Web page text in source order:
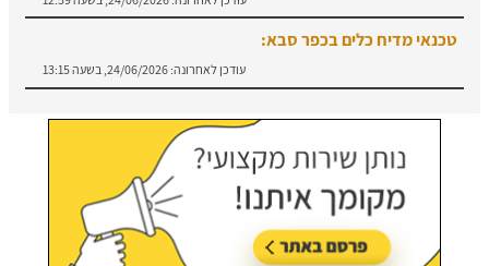
טכנאי מדיח כלים בכפר סבא:
עודכן לאחרונה: